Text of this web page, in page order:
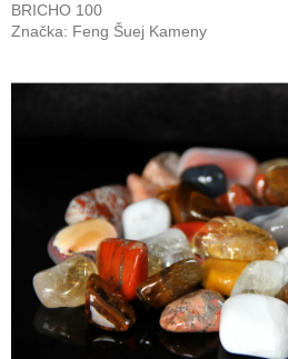
BRICHO 100
Značka: Feng Šuej Kameny